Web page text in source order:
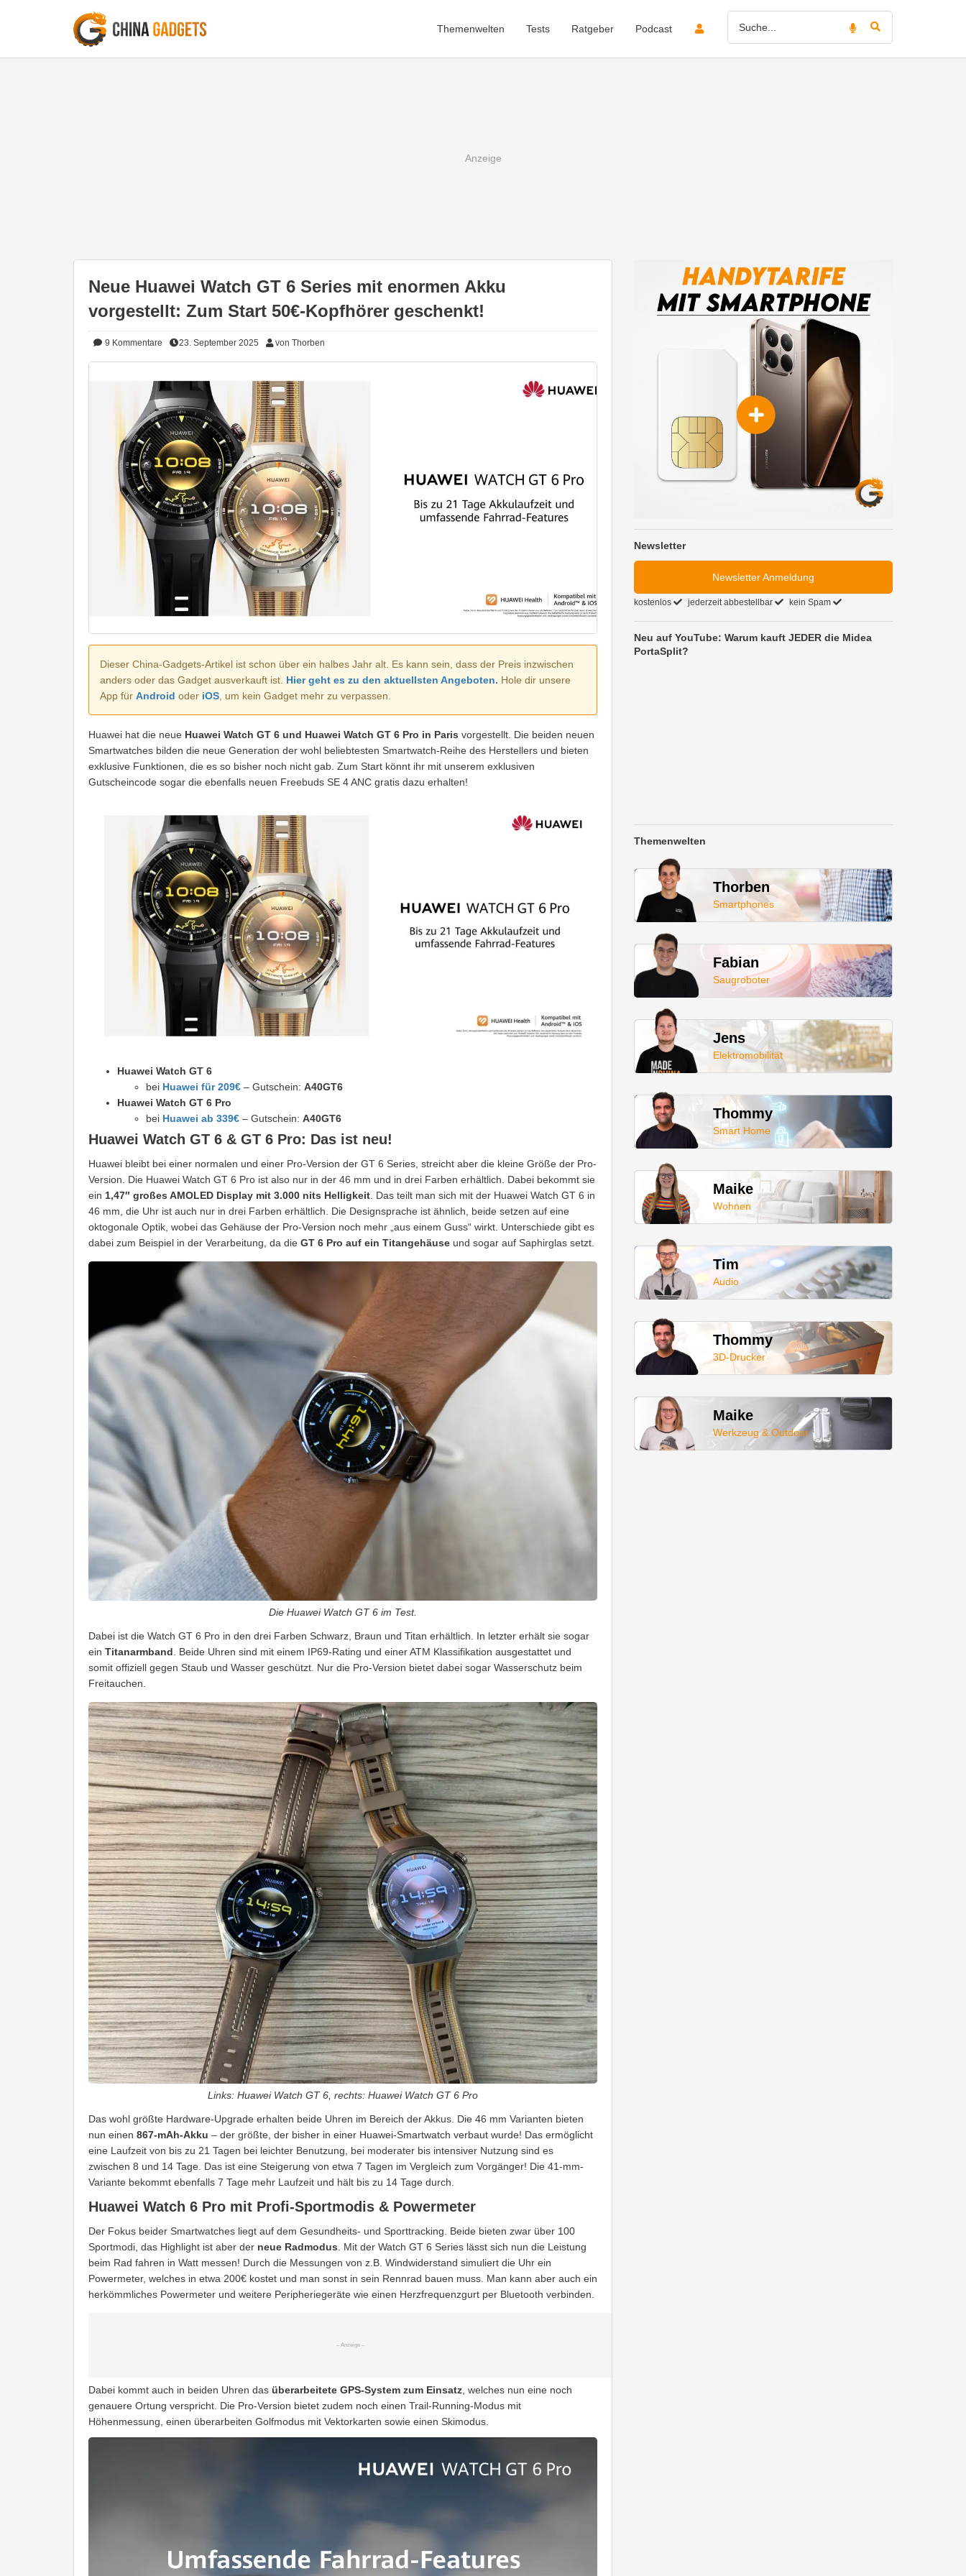
Themenwelten Tests Ratgeber Podcast
Neue Huawei Watch GT 6 Series mit enormen Akku
vorgestellt: Zum Start 50€-Kopfhörer geschenkt!
9 Kommentare 23. September 2025 von Thorben
Dieser China-Gadgets-Artikel ist schon über ein halbes Jahr alt. Es kann sein, dass der Preis inzwischen
anders oder das Gadget ausverkauft ist. Hier geht es zu den aktuellsten Angeboten. Hole dir unsere
App für Android oder iOS , um kein Gadget mehr zu verpassen.
Huawei hat die neue Huawei Watch GT 6 und Huawei Watch GT 6 Pro in Paris vorgestellt. Die beiden neuen
Smartwatches bilden die neue Generation der wohl beliebtesten Smartwatch-Reihe des Herstellers und bieten
exklusive Funktionen, die es so bisher noch nicht gab. Zum Start könnt ihr mit unserem exklusiven
Gutscheincode sogar die ebenfalls neuen Freebuds SE 4 ANC gratis dazu erhalten!
Huawei Watch GT 6
bei Huawei für 209€ – Gutschein: A40GT6
Huawei Watch GT 6 Pro
bei Huawei ab 339€ – Gutschein: A40GT6
Huawei Watch GT 6 & GT 6 Pro: Das ist neu!
Huawei bleibt bei einer normalen und einer Pro-Version der GT 6 Series, streicht aber die kleine Größe der Pro-
Version. Die Huawei Watch GT 6 Pro ist also nur in der 46 mm und in drei Farben erhältlich. Dabei bekommt sie
ein 1,47″ großes AMOLED Display mit 3.000 nits Helligkeit . Das teilt man sich mit der Huawei Watch GT 6 in
46 mm, die Uhr ist auch nur in drei Farben erhältlich. Die Designsprache ist ähnlich, beide setzen auf eine
oktogonale Optik, wobei das Gehäuse der Pro-Version noch mehr „aus einem Guss“ wirkt. Unterschiede gibt es
dabei zum Beispiel in der Verarbeitung, da die GT 6 Pro auf ein Titangehäuse und sogar auf Saphirglas setzt.
Die Huawei Watch GT 6 im Test.
Dabei ist die Watch GT 6 Pro in den drei Farben Schwarz, Braun und Titan erhältlich. In letzter erhält sie sogar
ein Titanarmband . Beide Uhren sind mit einem IP69-Rating und einer ATM Klassifikation ausgestattet und
somit offiziell gegen Staub und Wasser geschützt. Nur die Pro-Version bietet dabei sogar Wasserschutz beim
Freitauchen.
Links: Huawei Watch GT 6, rechts: Huawei Watch GT 6 Pro
Das wohl größte Hardware-Upgrade erhalten beide Uhren im Bereich der Akkus. Die 46 mm Varianten bieten
nun einen 867-mAh-Akku – der größte, der bisher in einer Huawei-Smartwatch verbaut wurde! Das ermöglicht
eine Laufzeit von bis zu 21 Tagen bei leichter Benutzung, bei moderater bis intensiver Nutzung sind es
zwischen 8 und 14 Tage. Das ist eine Steigerung von etwa 7 Tagen im Vergleich zum Vorgänger! Die 41-mm-
Variante bekommt ebenfalls 7 Tage mehr Laufzeit und hält bis zu 14 Tage durch.
Huawei Watch 6 Pro mit Profi-Sportmodis & Powermeter
Der Fokus beider Smartwatches liegt auf dem Gesundheits- und Sporttracking. Beide bieten zwar über 100
Sportmodi, das Highlight ist aber der neue Radmodus . Mit der Watch GT 6 Series lässt sich nun die Leistung
beim Rad fahren in Watt messen! Durch die Messungen von z.B. Windwiderstand simuliert die Uhr ein
Powermeter, welches in etwa 200€ kostet und man sonst in sein Rennrad bauen muss. Man kann aber auch ein
herkömmliches Powermeter und weitere Peripheriegeräte wie einen Herzfrequenzgurt per Bluetooth verbinden.
Dabei kommt auch in beiden Uhren das überarbeitete GPS-System zum Einsatz , welches nun eine noch
genauere Ortung verspricht. Die Pro-Version bietet zudem noch einen Trail-Running-Modus mit
Höhenmessung, einen überarbeiten Golfmodus mit Vektorkarten sowie einen Skimodus.
Newsletter
Newsletter Anmeldung
kostenlos jederzeit abbestellbar kein Spam
Neu auf YouTube: Warum kauft JEDER die Midea
PortaSplit?
Themenwelten
Thorben
Smartphones
Fabian
Saugroboter
Jens
Elektromobilität
Thommy
Smart Home
Maike
Wohnen
Tim
Audio
Thommy
3D-Drucker
Maike
Werkzeug & Outdoor